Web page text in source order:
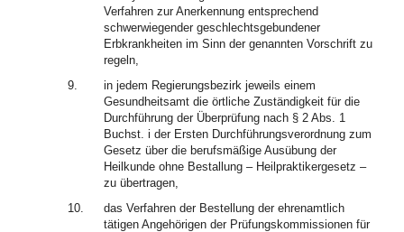
Verfahren zur Anerkennung entsprechend
schwerwiegender geschlechtsgebundener
Erbkrankheiten im Sinn der genannten Vorschrift zu
regeln,
9.
in jedem Regierungsbezirk jeweils einem
Gesundheitsamt die örtliche Zuständigkeit für die
Durchführung der Überprüfung nach § 2 Abs. 1
Buchst. i der Ersten Durchführungsverordnung zum
Gesetz über die berufsmäßige Ausübung der
Heilkunde ohne Bestallung – Heilpraktikergesetz –
zu übertragen,
10.
das Verfahren der Bestellung der ehrenamtlich
tätigen Angehörigen der Prüfungskommissionen für